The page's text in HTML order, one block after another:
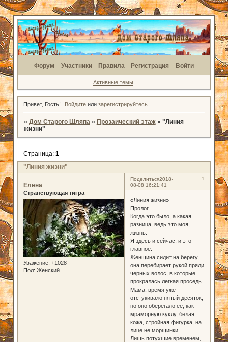
Форум Участники Правила Регистрация Войти
Активные темы
Привет, Гость! Войдите илизарегистрируйтесь
» Дом Старого Шляпа » Прозаический этаж » "Линия
жизни"
"Линия жизни"
Страница: 1
Поделиться 1
2018-
08-08 16:21:41
Елена
Странствующая тигра
Уважение: +1028
Пол: Женский
«Линия жизни»
Пролог.
Когда это было, а какая
разница, ведь это моя,
жизнь.
Я здесь и сейчас, и это
главное.
Женщина сидит на берегу,
она перебирает рукой пряди
черных волос, в которые
прокралась легкая проседь.
Мама, время уже
отстукивало пятый десяток,
но оно оберегало ее, как
мраморную куклу, белая
кожа, стройная фигурка, на
лице не морщинки.
Лишь потухшие временем,